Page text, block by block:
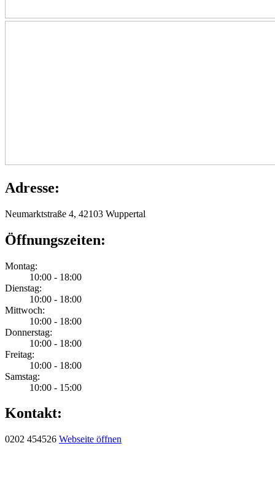
Adresse:
Neumarktstraße 4, 42103 Wuppertal
Öffnungszeiten:
Montag:
10:00 - 18:00
Dienstag:
10:00 - 18:00
Mittwoch:
10:00 - 18:00
Donnerstag:
10:00 - 18:00
Freitag:
10:00 - 18:00
Samstag:
10:00 - 15:00
Kontakt:
0202 454526 Webseite öffnen